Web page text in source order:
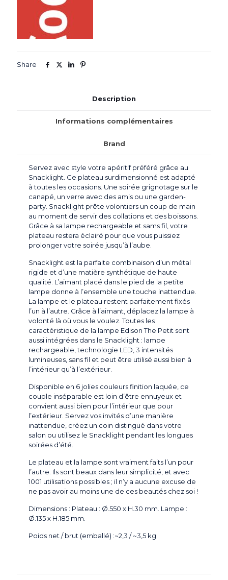
Share
Description
Informations complémentaires
Brand
Servez avec style votre apéritif préféré grâce au
Snacklight. Ce plateau surdimensionné est adapté
à toutes les occasions. Une soirée grignotage sur le
canapé, un verre avec des amis ou une garden-
party. Snacklight prête volontiers un coup de main
au moment de servir des collations et des boissons.
Grâce à sa lampe rechargeable et sams fil, votre
plateau restera éclairé pour que vous puissiez
prolonger votre soirée jusqu’à l’aube.
Snacklight est la parfaite combinaison d’un métal
rigide et d’une matière synthétique de haute
qualité. L’aimant placé dans le pied de la petite
lampe donne à l’ensemble une touche inattendue.
La lampe et le plateau restent parfaitement fixés
l’un à l’autre. Grâce à l’aimant, déplacez la lampe à
volonté là où vous le voulez. Toutes les
caractéristique de la lampe Edison The Petit sont
aussi intégrées dans le Snacklight : lampe
rechargeable, technologie LED, 3 intensités
lumineuses, sans fil et peut être utilisé aussi bien à
l’intérieur qu’à l’extérieur.
Disponible en 6 jolies couleurs finition laquée, ce
couple inséparable est loin d’être ennuyeux et
convient aussi bien pour l’intérieur que pour
l’extérieur. Servez vos invités d’une manière
inattendue, créez un coin distingué dans votre
salon ou utilisez le Snacklight pendant les longues
soirées d’été.
Le plateau et la lampe sont vraiment faits l’un pour
l’autre. Ils sont beaux dans leur simplicité, et avec
1001 utilisations possibles ; il n’y a aucune excuse de
ne pas avoir au moins une de ces beautés chez soi !
Dimensions : Plateau : Ø.550 x H.30 mm. Lampe :
Ø.135 x H.185 mm.
Poids net / brut (emballé) :~2,3 / ~3,5 kg.